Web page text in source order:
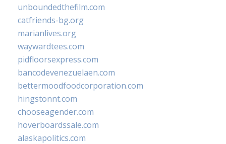
unboundedthefilm.com
catfriends-bg.org
marianlives.org
waywardtees.com
pidfloorsexpress.com
bancodevenezuelaen.com
bettermoodfoodcorporation.com
hingstonnt.com
chooseagender.com
hoverboardssale.com
alaskapolitics.com